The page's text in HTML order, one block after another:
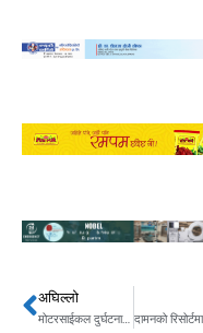
Prev
अघिल्लो
मोटरसाईकल दुर्घटनामा चालकको मृत्यु